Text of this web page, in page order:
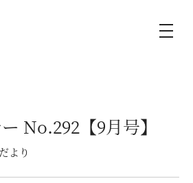
No.292【9月号】
より